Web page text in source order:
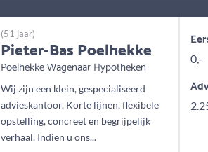
(51 jaar)
Pieter-Bas Poelhekke
Poelhekke Wagenaar Hypotheken
Wij zijn een klein, gespecialiseerd
advieskantoor. Korte lijnen, flexibele
opstelling, concreet en begrijpelijk
verhaal. Indien u ons...
0,-